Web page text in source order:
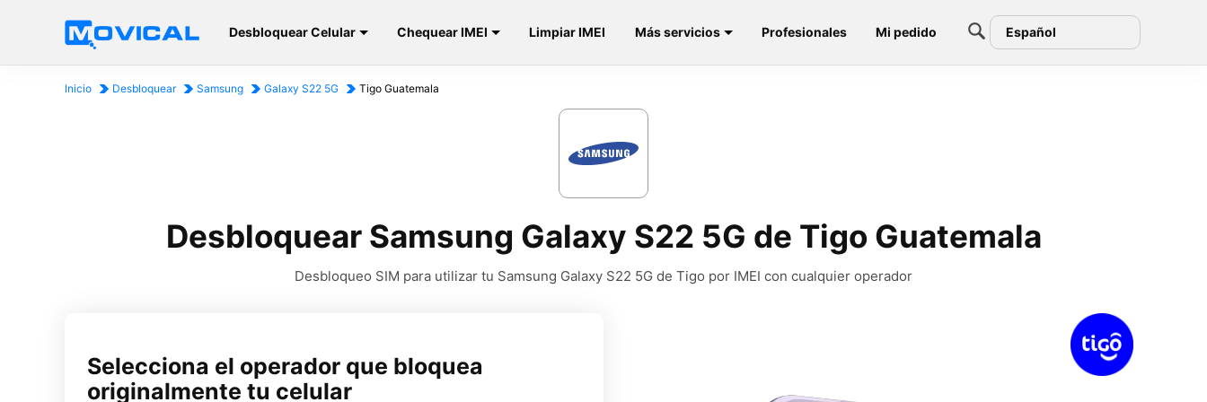
Desbloquear Celular Chequear IMEI Limpiar IMEI Más servicios Profesionales Mi pedido Español
Inicio Desbloquear Samsung Galaxy S22 5G Tigo Guatemala
Desbloquear Samsung Galaxy S22 5G de Tigo Guatemala
Desbloqueo SIM para utilizar tu Samsung Galaxy S22 5G de Tigo por IMEI con cualquier operador
Selecciona el operador que bloquea
originalmente tu celular